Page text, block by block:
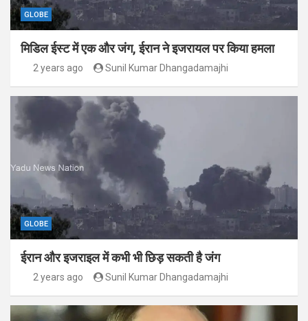
GLOBE
मिडिल ईस्ट में एक और जंग, ईरान ने इजरायल पर किया हमला
2 years ago Sunil Kumar Dhangadamajhi
GLOBE
ईरान और इजराइल में कभी भी छिड़ सकती है जंग
2 years ago Sunil Kumar Dhangadamajhi